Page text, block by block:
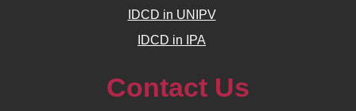
IDCD in UNIPV
IDCD in IPA
Contact Us